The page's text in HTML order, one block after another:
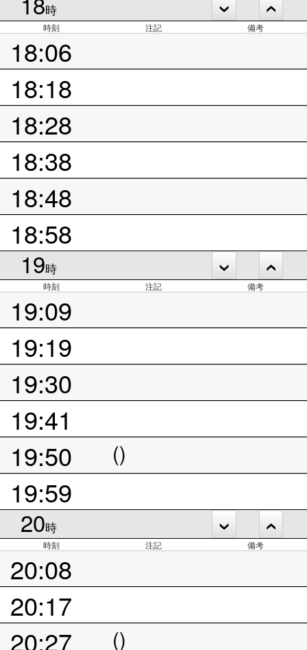
時
時刻 注記 備考
18:06
18:18
18:28
18:38
18:48
18:58
19時
時刻 注記 備考
19:09
19:19
19:30
19:41
19:50
()
19:59
20時
時刻 注記 備考
20:08
20:17
20:27
()